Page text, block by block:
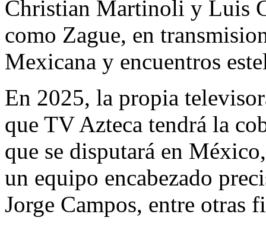
Christian Martinoli y Luis
como Zague, en
Mexicana y encuentros
En 2025, la propia
que TV Azteca tendrá la
que se disputará en
un equipo encabezado
Jorge Campos, entre otras